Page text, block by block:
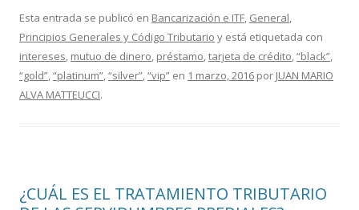
e
b
o
o
itt
er
m
p
ar
Esta entrada se publicó en Bancarización e ITF, General,
Principios Generales y Código Tributario y está etiquetada con
intereses, mutuo de dinero, préstamo,tarjeta de crédito,“black”,
“gold”,“platinum”,“silver”,“vip” en 1 marzo, 2016 por JUAN MARIO
ALVA MATTEUCCI.
¿CUÁL ES EL TRATAMIENTO TRIBUTARIO